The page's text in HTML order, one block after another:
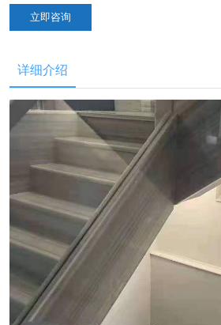
立即咨询
详细介绍